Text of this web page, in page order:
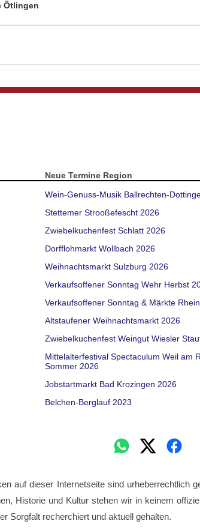
Ötlingen
Neue Termine Region
Wein-Genuss-Musik Ballrechten-
Stettemer Strooßefescht 2026
Zwiebelkuchenfest Schlatt 2026
Dorfflohmarkt Wollbach 2026
Weihnachtsmarkt Sulzburg 2026
Verkaufsoffener Sonntag Wehr Herbst
Verkaufsoffener Sonntag & Märkte
Altstaufener Weihnachtsmarkt 2026
Zwiebelkuchenfest Weingut Wiesler
Mittelalterfestival Spectaculum Weil am
Sommer 2026
Jobstartmarkt Bad Krozingen 2026
Belchen-Berglauf 2023
auf dieser Internetseite sind urheberrechtlich
Historie und Kultur stehen wir in keinem
Sorgfalt recherchiert und aktuell gehalten.